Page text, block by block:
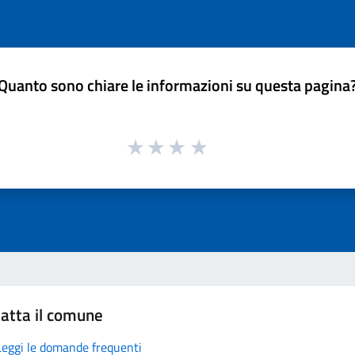
sono chiare le informazioni su questa
il comune
le domande frequenti